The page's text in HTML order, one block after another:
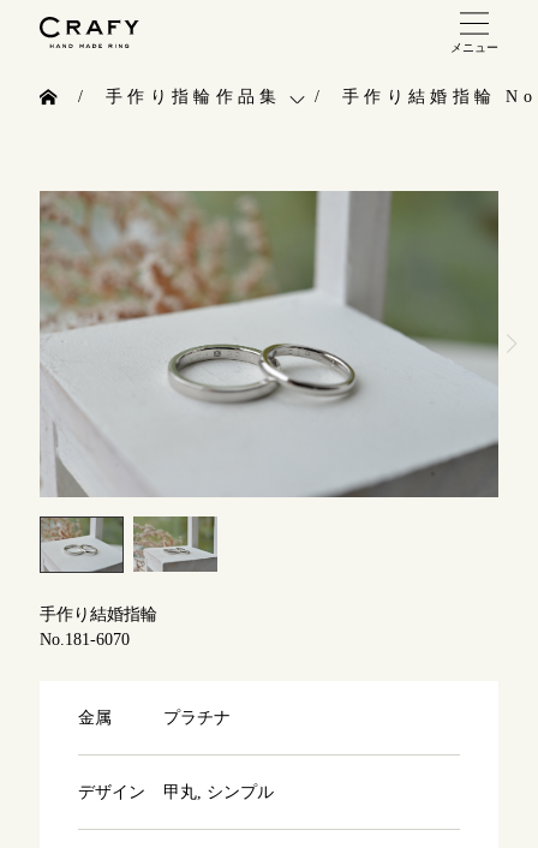
メニュー
指輪制作の流れ
オーダーメイド 結婚指輪・婚約指輪
指輪作品集
インタビュー
工房一覧
よくあるご質問
アフターケア・保証
ブログ
手作り指輪作品集
お問い合わせ
お客様インタビュー
指輪のハンドメイド・手作り
CRAFYについて
手作り結婚指輪
手作り結婚指輪
No.181-6070
金属 プラチナ
デザイン 甲丸, シンプル
10:00～18:00 /年中無休
こちら
目黒本店
表参道店
吉祥寺店
川越店